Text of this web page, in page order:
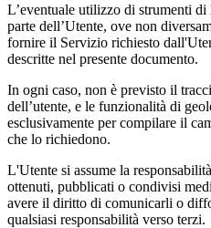
L’eventuale utilizzo di strumenti
parte dell’Utente, ove non
fornire il Servizio richiesto
descritte nel presente documento.
In ogni caso, non è previsto il
dell’utente, e le funzionalità di
esclusivamente per compilare il
che lo richiedono.
L'Utente si assume la
ottenuti, pubblicati o condivisi
avere il diritto di comunicarli o
qualsiasi responsabilità verso terzi.